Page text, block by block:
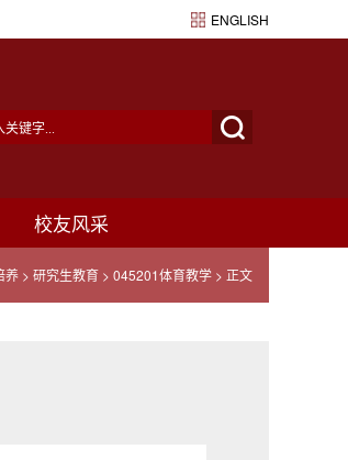
ENGLISH
校友风采
养 > 研究生教育 > 045201体育教学 > 正文